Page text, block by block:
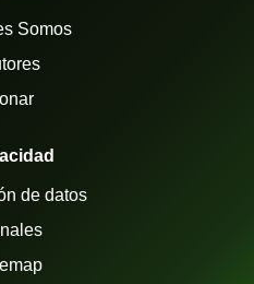
Somos
de datos